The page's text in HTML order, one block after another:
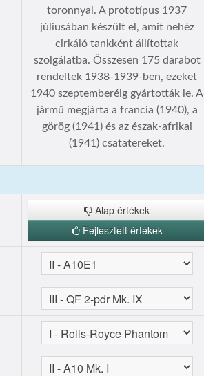
toronnyal. A prototípus 1937
júliusában készült el, amit nehéz
cirkáló tankként állítottak
szolgálatba. Összesen 175 darabot
rendeltek 1938-1939-ben, ezeket
1940 szeptemberéig gyártották le. A
jármű megjárta a francia (1940), a
görög (1941) és az észak-afrikai
(1941) csatatereket.
Alap értékek
Fejlesztett értékek